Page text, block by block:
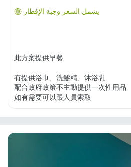
يشمل السعر وجبة الإفطار
此方案提供早餐
有提供浴巾、洗髮精、沐浴乳
配合政府政策不主動提供一次性用品
如有需要可以跟人員索取